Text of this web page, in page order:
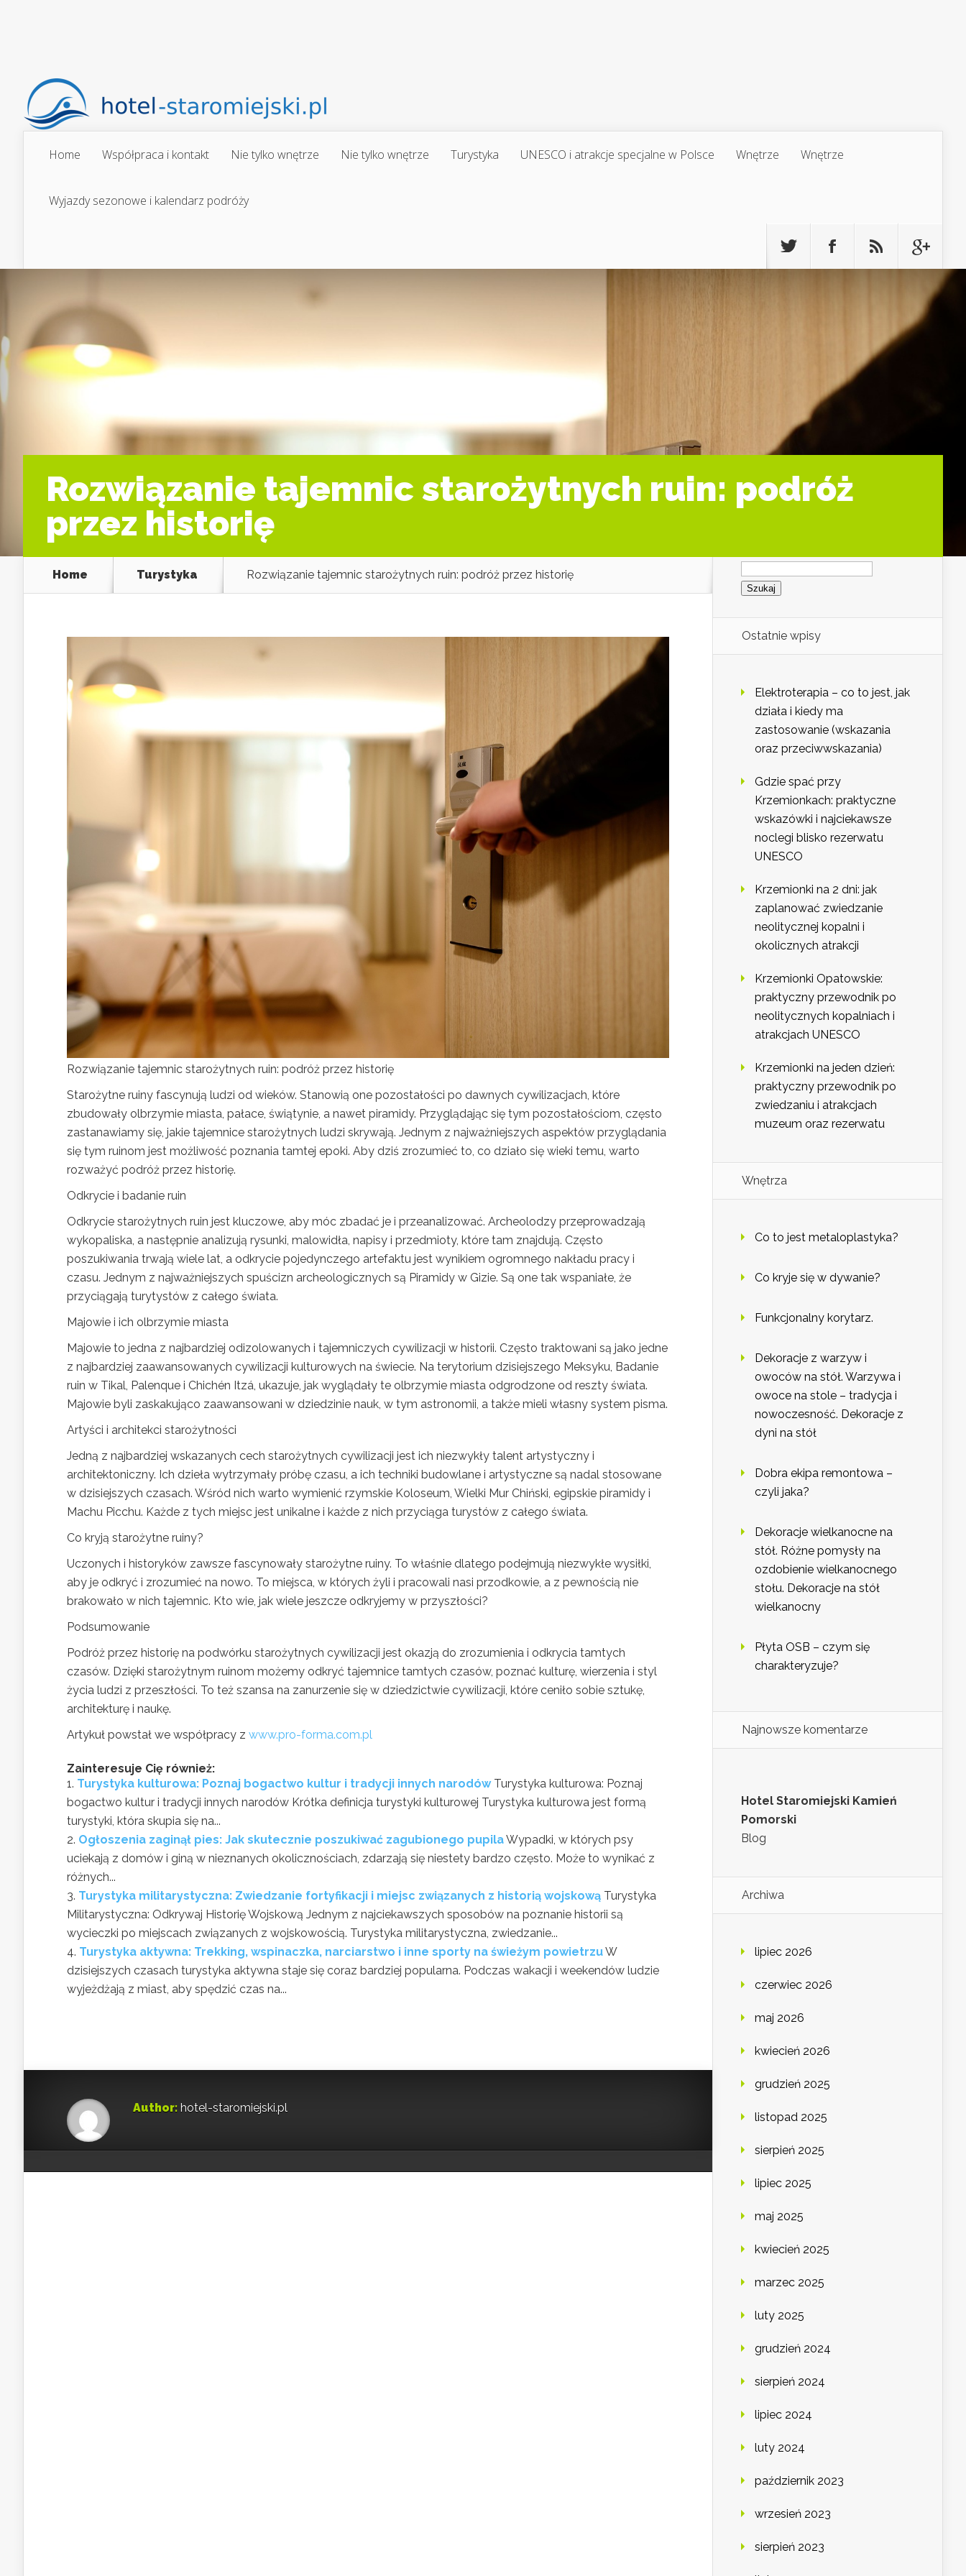
Home Współpraca i kontakt Nie tylko wnętrze Nie tylko wnętrze Turystyka UNESCO i atrakcje specjalne w Polsce Wnętrze Wnętrze
Wyjazdy sezonowe i kalendarz podróży
Rozwiązanie tajemnic starożytnych ruin: podróż
przez historię
Home Turystyka Rozwiązanie tajemnic starożytnych ruin: podróż przez historię
Rozwiązanie tajemnic starożytnych ruin: podróż przez historię
Starożytne ruiny fascynują ludzi od wieków. Stanowią one pozostałości po dawnych cywilizacjach, które
zbudowały olbrzymie miasta, pałace, świątynie, a nawet piramidy. Przyglądając się tym pozostałościom, często
zastanawiamy się, jakie tajemnice starożytnych ludzi skrywają. Jednym z najważniejszych aspektów przyglądania
się tym ruinom jest możliwość poznania tamtej epoki. Aby dziś zrozumieć to, co działo się wieki temu, warto
rozważyć podróż przez historię.
Odkrycie i badanie ruin
Odkrycie starożytnych ruin jest kluczowe, aby móc zbadać je i przeanalizować. Archeolodzy przeprowadzają
wykopaliska, a następnie analizują rysunki, malowidła, napisy i przedmioty, które tam znajdują. Często
poszukiwania trwają wiele lat, a odkrycie pojedynczego artefaktu jest wynikiem ogromnego nakładu pracy i
czasu. Jednym z najważniejszych spuścizn archeologicznych są Piramidy w Gizie. Są one tak wspaniałe, że
przyciągają turytystów z całego świata.
Majowie i ich olbrzymie miasta
Majowie to jedna z najbardziej odizolowanych i tajemniczych cywilizacji w historii. Często traktowani są jako jedne
z najbardziej zaawansowanych cywilizacji kulturowych na świecie. Na terytorium dzisiejszego Meksyku, Badanie
ruin w Tikal, Palenque i Chichén Itzá, ukazuje, jak wyglądały te olbrzymie miasta odgrodzone od reszty świata.
Majowie byli zaskakująco zaawansowani w dziedzinie nauk, w tym astronomii, a także mieli własny system pisma.
Artyści i architekci starożytności
Jedną z najbardziej wskazanych cech starożytnych cywilizacji jest ich niezwykły talent artystyczny i
architektoniczny. Ich dzieła wytrzymały próbę czasu, a ich techniki budowlane i artystyczne są nadal stosowane
w dzisiejszych czasach. Wśród nich warto wymienić rzymskie Koloseum, Wielki Mur Chiński, egipskie piramidy i
Machu Picchu. Każde z tych miejsc jest unikalne i każde z nich przyciąga turystów z całego świata.
Co kryją starożytne ruiny?
Uczonych i historyków zawsze fascynowały starożytne ruiny. To właśnie dlatego podejmują niezwykłe wysiłki,
aby je odkryć i zrozumieć na nowo. To miejsca, w których żyli i pracowali nasi przodkowie, a z pewnością nie
brakowało w nich tajemnic. Kto wie, jak wiele jeszcze odkryjemy w przyszłości?
Podsumowanie
Podróż przez historię na podwórku starożytnych cywilizacji jest okazją do zrozumienia i odkrycia tamtych
czasów. Dzięki starożytnym ruinom możemy odkryć tajemnice tamtych czasów, poznać kulturę, wierzenia i styl
życia ludzi z przeszłości. To też szansa na zanurzenie się w dziedzictwie cywilizacji, które ceniło sobie sztukę,
architekturę i naukę.
Artykuł powstał we współpracy z www.pro-forma.com.pl
Zainteresuje Cię również:
Turystyka kulturowa: Poznaj bogactwo kultur i tradycji innych narodów Turystyka kulturowa: Poznaj
bogactwo kultur i tradycji innych narodów Krótka definicja turystyki kulturowej Turystyka kulturowa jest formą
turystyki, która skupia się na...
Ogłoszenia zaginął pies: Jak skutecznie poszukiwać zagubionego pupilaWypadki, w których psy
uciekają z domów i giną w nieznanych okolicznościach, zdarzają się niestety bardzo często. Może to wynikać z
różnych...
Turystyka militarystyczna: Zwiedzanie fortyfikacji i miejsc związanych z historią wojskową Turystyka
Militarystyczna: Odkrywaj Historię Wojskową Jednym z najciekawszych sposobów na poznanie historii są
wycieczki po miejscach związanych z wojskowością. Turystyka militarystyczna, zwiedzanie...
Turystyka aktywna: Trekking, wspinaczka, narciarstwo i inne sporty na świeżym powietrzuW
dzisiejszych czasach turystyka aktywna staje się coraz bardziej popularna. Podczas wakacji i weekendów ludzie
wyjeżdżają z miast, aby spędzić czas na...
Author: hotel-staromiejski.pl
Szukaj:
Ostatnie wpisy
Elektroterapia – co to jest, jak
działa i kiedy ma
zastosowanie (wskazania
oraz przeciwwskazania)
Gdzie spać przy
Krzemionkach: praktyczne
wskazówki i najciekawsze
noclegi blisko rezerwatu
UNESCO
Krzemionki na 2 dni: jak
zaplanować zwiedzanie
neolitycznej kopalni i
okolicznych atrakcji
Krzemionki Opatowskie:
praktyczny przewodnik po
neolitycznych kopalniach i
atrakcjach UNESCO
Krzemionki na jeden dzień:
praktyczny przewodnik po
zwiedzaniu i atrakcjach
muzeum oraz rezerwatu
Wnętrza
Co to jest metaloplastyka?
Co kryje się w dywanie?
Funkcjonalny korytarz.
Dekoracje z warzyw i
owoców na stół. Warzywa i
owoce na stole – tradycja i
nowoczesność. Dekoracje z
dyni na stół
Dobra ekipa remontowa –
czyli jaka?
Dekoracje wielkanocne na
stół. Różne pomysły na
ozdobienie wielkanocnego
stołu. Dekoracje na stół
wielkanocny
Płyta OSB – czym się
charakteryzuje?
Najnowsze komentarze
Hotel Staromiejski Kamień
Pomorski
Blog
Archiwa
lipiec 2026
czerwiec 2026
maj 2026
kwiecień 2026
grudzień 2025
listopad 2025
sierpień 2025
lipiec 2025
maj 2025
kwiecień 2025
marzec 2025
luty 2025
grudzień 2024
sierpień 2024
lipiec 2024
luty 2024
październik 2023
wrzesień 2023
sierpień 2023